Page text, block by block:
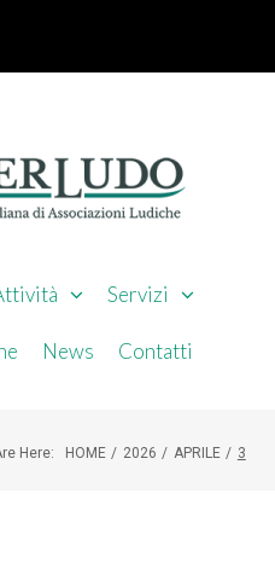
Servizi
News Contatti
Here: HOME / 2026 / APRILE / 3